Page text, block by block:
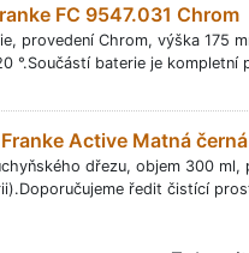
FC 9547.031 Chrom
provedení Chrom, výška 175
°.Součástí baterie je
Active Matná černá
dřezu, objem 300
ředit čistící